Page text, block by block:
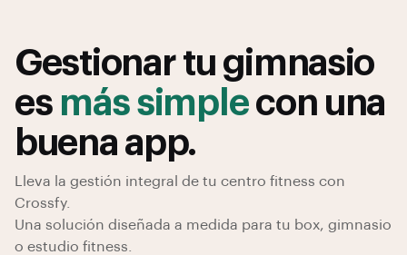
Gestionar tu gimnasio
es más simplecon una
buena app.
Lleva la gestión integral de tu centro fitness con
Crossfy.
Una solución diseñada a medida para tu box, gimnasio
o estudio fitness.